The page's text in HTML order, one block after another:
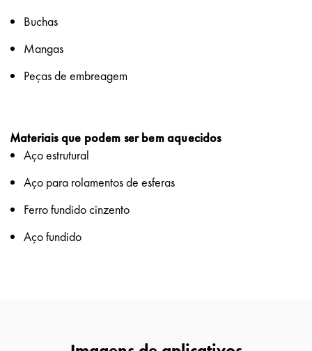
Buchas
Mangas
Peças de embreagem
Materiais que podem ser bem aquecidos
Aço estrutural
Aço para rolamentos de esferas
Ferro fundido cinzento
Aço fundido